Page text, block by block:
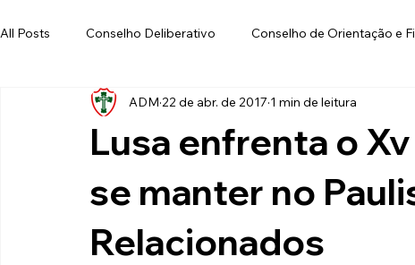
All Posts Conselho Deliberativo Conselho de Orientação e
Ação Social Futebol Americano Copa São Paulo
Futebol de Quintal
Paulista A2 2019 Portuguesas pelo Brasil
Lusa enfrenta o
se manter no
Relacionados
ADM 22 de abr. de 2017 1 min de leitura